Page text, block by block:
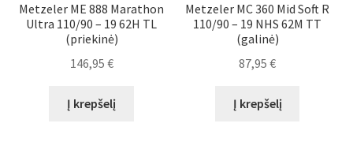
Metzeler ME 888 Marathon
Ultra 110/90 – 19 62H TL
(priekinė)
146,95 €
Į krepšelį
Metzeler MC 360 Mid Soft R
110/90 – 19 NHS 62M TT
(galinė)
87,95€
Į krepšelį